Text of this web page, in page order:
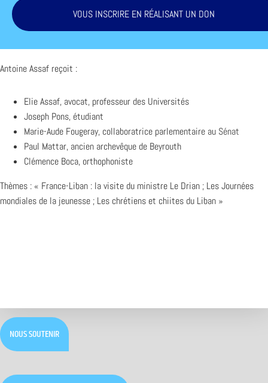
VOUS INSCRIRE EN RÉALISANT UN DON
Antoine Assaf reçoit :
Elie Assaf, avocat, professeur des Universités
Joseph Pons, étudiant
Marie-Aude Fougeray, collaboratrice parlementaire au Sénat
Paul Mattar, ancien archevêque de Beyrouth
Clémence Boca, orthophoniste
Thèmes : « France-Liban : la visite du ministre Le Drian ; Les Journées
mondiales de la jeunesse ; Les chrétiens et chiites du Liban »
NOUS SOUTENIR